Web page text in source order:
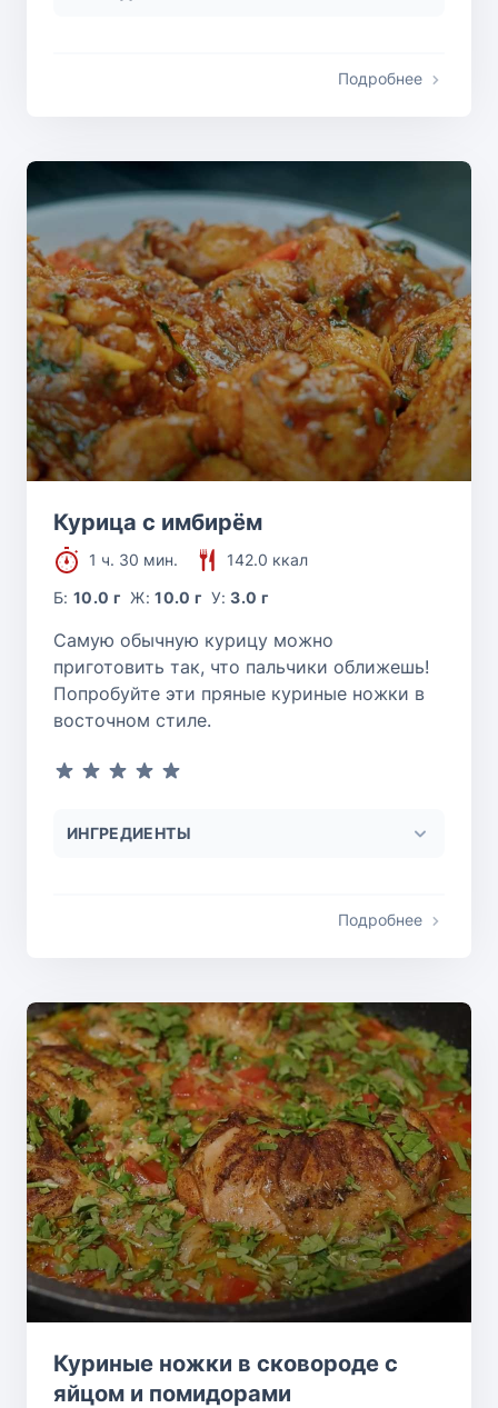
Подробнее
Курица с имбирём
1 ч. 30 мин.
142.0 ккал
Б:10.0 г Ж:10.0 г У:3.0 г
Самую обычную курицу можно
приготовить так, что пальчики оближешь!
Попробуйте эти пряные куриные ножки в
восточном стиле.
ИНГРЕДИЕНТЫ
Подробнее
Куриные ножки в сковороде с
яйцом и помидорами